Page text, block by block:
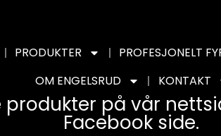
PRODUKTER PROFESJONELT
OM ENGELSRUD
KONTAKT
produkter på vår
Facebook side.